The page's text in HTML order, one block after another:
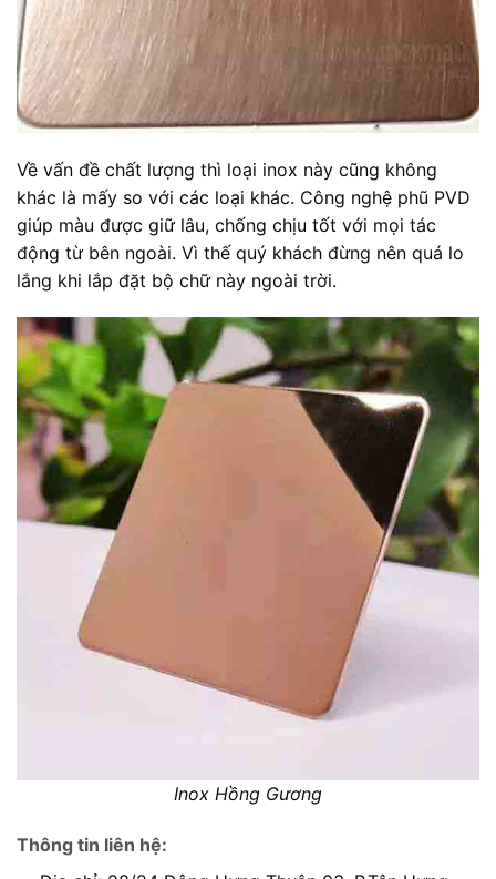
Về vấn đề chất lượng thì loại inox này cũng không
khác là mấy so với các loại khác. Công nghệ phũ PVD
giúp màu được giữ lâu, chống chịu tốt với mọi tác
động từ bên ngoài. Vì thế quý khách đừng nên quá lo
lắng khi lắp đặt bộ chữ này ngoài trời.
Inox Hồng Gương
Thông tin liên hệ: